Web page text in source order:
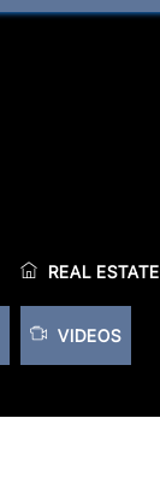
REAL ESTATE
VIDEOS